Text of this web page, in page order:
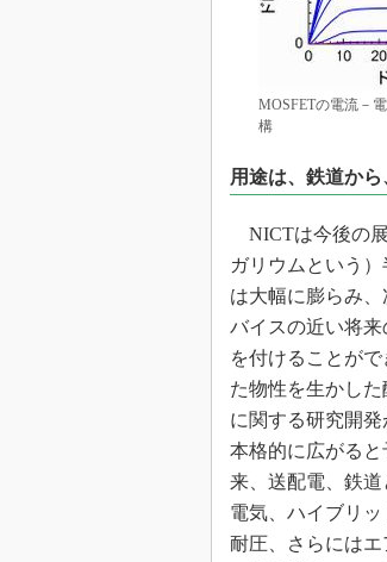
MOSFETの電流－
構
用途は、鉄道か
NICTは今後の
ガリウムという
は大幅に膨らみ
バイスの近い将
を付けることが
た物性を生かし
に関する研究開
本格的に広がる
来、送配電、鉄道
電気、ハイブリ
耐圧、さらには